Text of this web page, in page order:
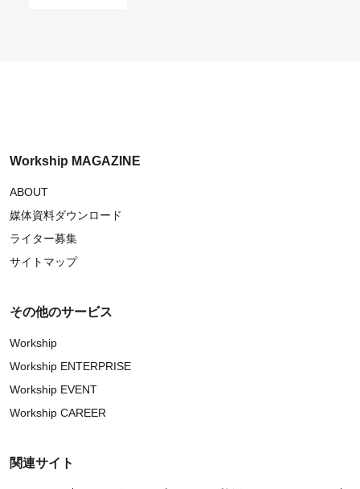
Workship MAGAZINE
ABOUT
媒体資料ダウンロード
ライター募集
サイトマップ
その他のサービス
Workship
Workship ENTERPRISE
Workship EVENT
Workship CAREER
関連サイト